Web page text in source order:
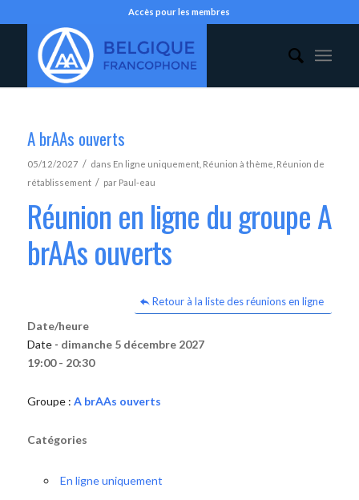
Accès pour les membres
A brAAs ouverts
05/12/2027 / dans En ligne uniquement, Réunion à thème Réunion de
rétablissement / par Paul-eau
Réunion en ligne du groupe A
brAAs ouverts
Retour à la liste des réunions en ligne
Date/heure
Date - dimanche 5 décembre 2027
19:00 - 20:30
Groupe : A brAAs ouverts
Catégories
En ligne uniquement